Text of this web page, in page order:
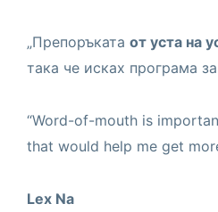
„Препоръката от уста на
така че исках програма
“Word-of-mouth is
that would help me get
Lex Na